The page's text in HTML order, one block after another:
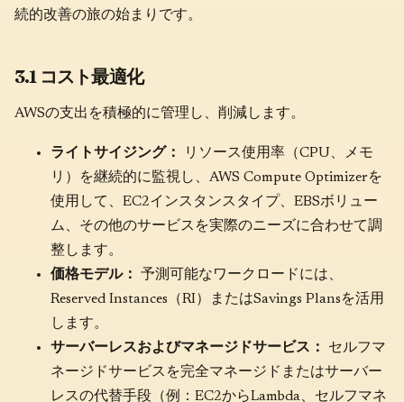
続的改善の旅の始まりです。
3.1 コスト最適化
AWSの支出を積極的に管理し、削減します。
ライトサイジング：
リソース使用率（CPU、メモ
リ）を継続的に監視し、AWS Compute Optimizerを
使用して、EC2インスタンスタイプ、EBSボリュー
ム、その他のサービスを実際のニーズに合わせて調
整します。
価格モデル：
予測可能なワークロードには、
Reserved Instances（RI）またはSavings Plansを活用
します。
サーバーレスおよびマネージドサービス：
セルフマ
ネージドサービスを完全マネージドまたはサーバー
レスの代替手段（例：EC2からLambda、セルフマネ